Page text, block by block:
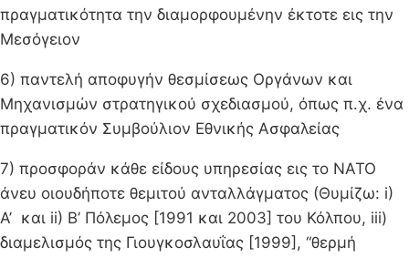
πραγματικότητα την διαμορφουμένην έκτοτε εις την
Μεσόγειον
6) παντελή αποφυγήν θεσμίσεως Οργάνων και
Μηχανισμών στρατηγικού σχεδιασμού, όπως π.χ. ένα
πραγματικόν Συμβούλιον Εθνικής Ασφαλείας
7) προσφοράν κάθε είδους υπηρεσίας εις το ΝΑΤΟ
άνευ οιουδήποτε θεμιτού ανταλλάγματος (Θυμίζω: i)
Α’ και ii) Β’ Πόλεμος [1991 και 2003] του Κόλπου, iii)
διαμελισμός της Γιουγκοσλαυΐας [1999], “θερμή